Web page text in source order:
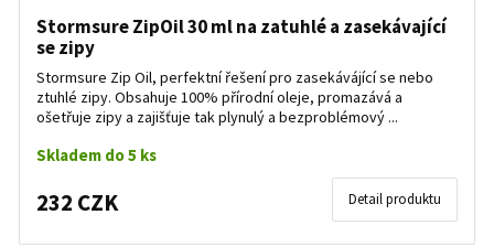
Stormsure ZipOil 30 ml na zatuhlé a zasekávající
se zipy
Stormsure Zip Oil, perfektní řešení pro zasekávájící se nebo
ztuhlé zipy. Obsahuje 100% přírodní oleje, promazává a
ošetřuje zipy a zajišťuje tak plynulý a bezproblémový ...
Skladem do 5 ks
232 CZK Detail produktu